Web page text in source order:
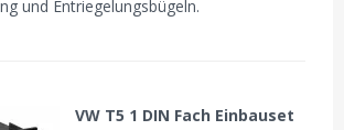
und Entriegelungsbügeln.
VW T5 1 DIN Fach Einbauset